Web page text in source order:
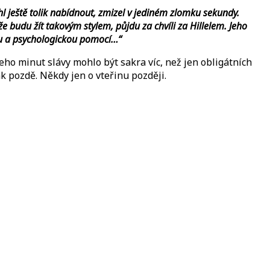
tolik nabídnout, zmizel v jediném zlomku sekundy.
budu žít takovým stylem, půjdu za chvíli za Hillelem. Jeho
a psychologickou pomocí…“
minut slávy mohlo být sakra víc, než jen obligátních
pozdě. Někdy jen o vteřinu později.